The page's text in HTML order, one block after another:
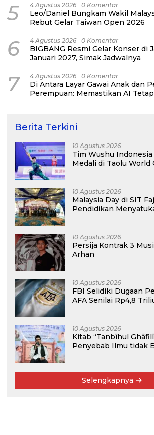
5 4 Agustus 2026 0 Komentar
Leo/Daniel Bungkam Wakil
Rebut Gelar Taiwan Open 2026
6 4 Agustus 2026 0 Komentar
BIGBANG Resmi Gelar Konser di
Januari 2027, Simak Jadwalnya
7 4 Agustus 2026 0 Komentar
Di Antara Layar Gawai Anak dan
Perempuan: Memastikan AI
Berita Terkini
10 Agustus 2026
Tim Wushu Indonesia
Medali di Taolu World
10 Agustus 2026
Malaysia Day di SIT
Pendidikan
10 Agustus 2026
Persija Kontrak 3
Arhan
10 Agustus 2026
FBI Selidiki Dugaan
AFA Senilai Rp4,8
10 Agustus 2026
Kitab “Tanbīhul
Penyebab Ilmu tidak
Selengkapnya